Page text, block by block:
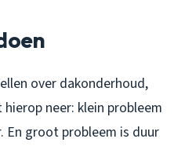
over dakonderhoud,
neer: klein probleem
En groot probleem is duur